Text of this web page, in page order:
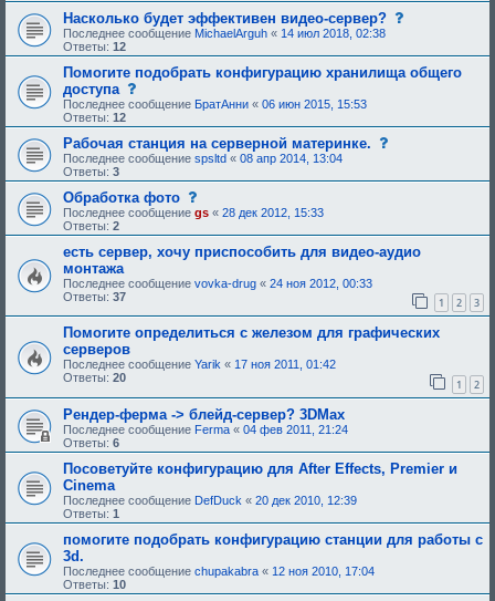
:
ю
щ
о
о
р
е
н
я
Насколько будет эффективен видео-сервер?
б
щ
е
е
о
б
р
е
Последнее сообщение MichaelArguh « 14 июл 2018, 02:38
Ответы: 12
Помогите подобрать конфигурацию хранилища общего
доступа
о
о
б
щ
е
н
и
е
,
т
р
б
ю
о
о
н
и
Последнее сообщение БратАнни « 06 июн 2015, 15:53
Ответы: 12
Рабочая станция на серверной материнке.
б
и
е
,
б
ю
н
Последнее сообщение spsltd « 08 апр 2014, 13:04
Ответы: 3
Обработка фото
о
о
б
щ
е
и
,
т
р
б
е
е
о
р
н
и
:
Последнее сообщение gs « 28 дек 2012, 15:33
Ответы: 2
есть сервер, хочу приспособить для видео-аудио
монтажа
Последнее сообщение vovka-drug « 24 ноя 2012, 00:33
Ответы: 37 1 2 3
Помогите определиться с железом для графических
серверов
Последнее сообщение Yarik « 17 ноя 2011, 01:42
Ответы: 20 1 2
Рендер-ферма -> блейд-сервер? 3DMax
Последнее сообщение Ferma « 04 фев 2011, 21:24
Ответы: 6
Посоветуйте конфигурацию для After Effects, Premier и
Cinema
Последнее сообщение DefDuck « 20 дек 2010, 12:39
Ответы: 1
помогите подобрать конфигурацию станции для работы с
3d.
Последнее сообщение chupakabra « 12 ноя 2010, 17:04
Ответы: 10